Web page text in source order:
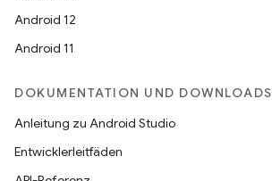
Android 12
Android 11
DOKUMENTATION UND DOWNLOADS
Anleitung zu Android Studio
Entwicklerleitfäden